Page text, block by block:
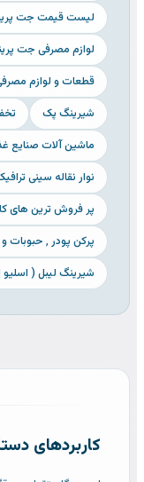
لیست قیمت جت پرینتر
لوازم مصرفی جت
قطعات و لوازم
شیرینگ پک
ماشین آلات صنایع
نوار نقاله سینی
پر فروش ترین های
پرکن پودر ٬ حبوبات و خشکبار
شیرینگ لیبل ( اسلیو
کاربردهای